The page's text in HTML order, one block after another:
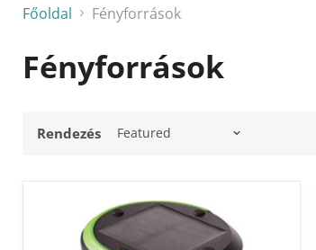
Főoldal Fényforrások
Fényforrások
Rendezés